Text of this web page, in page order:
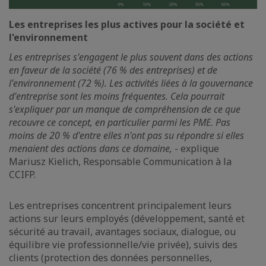
Les entreprises les plus actives pour la société et
l'environnement
Les entreprises s'engagent le plus souvent dans des actions
en faveur de la société (76 % des entreprises) et de
l'environnement (72 %). Les activités liées à la gouvernance
d'entreprise sont les moins fréquentes. Cela pourrait
s'expliquer par un manque de compréhension de ce que
recouvre ce concept, en particulier parmi les PME. Pas
moins de 20 % d'entre elles n'ont pas su répondre si elles
menaient des actions dans ce domaine, - explique
Mariusz Kielich, Responsable Communication à la
CCIFP.
Les entreprises concentrent principalement leurs
actions sur leurs employés (développement, santé et
sécurité au travail, avantages sociaux, dialogue, ou
équilibre vie professionnelle/vie privée), suivis des
clients (protection des données personnelles,